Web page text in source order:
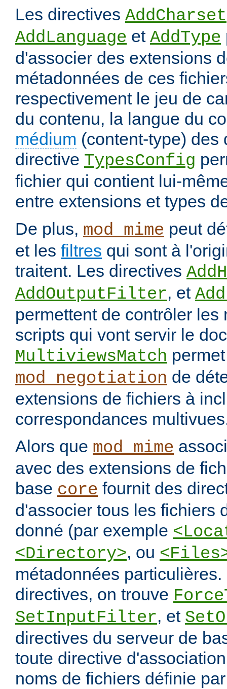
Les directives AddCharset
AddLanguage et AddType
d'associer des extensions
métadonnées de ces
respectivement le jeu de
du contenu, la langue du
médium (content-type) des
directive TypesConfig
fichier qui contient lui-
entre extensions et types
De plus, mod_mime peut
et les filtres qui sont à
traitent. Les directives
AddOutputFilter, et
permettent de contrôler les
scripts qui vont servir le
MultiviewsMatch
mod_negotiation de
extensions de fichiers à
correspondances
Alors que mod_mime
avec des extensions de
base core fournit des
d'associer tous les fichiers
donné (par exemple
<Directory>, ou
métadonnées
directives, on trouve
SetInputFilter, et
directives du serveur de
toute directive
noms de fichiers définie